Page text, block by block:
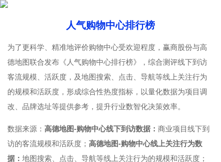
人气购物中心排行榜
为了更科学、精准地评价购物中心受欢迎程度，赢商股份与高
德地图联合发布《人气购物中心排行榜》，综合测评线下到访
客流规模、活跃度，及地图搜索、点击、导航等线上关注行为
的规模和活跃度，形成综合性热度指标，以量化数据为项目调
改、品牌选址等提供参考，提升行业数智化决策效率。
数据来源： 高德地图-购物中心线下到访数据： 商业项目线下到
访的客流规模和活跃度； 高德地图-购物中心线上关注行为数
据： 地图搜索、点击、导航等线上关注行为的规模和活跃度；